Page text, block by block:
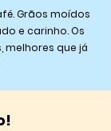
Grãos moídos
e carinho. Os
melhores que já